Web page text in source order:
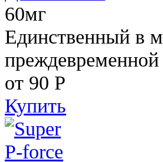
60мг
Единственный в
преждевременной
от 90 Р
Купить